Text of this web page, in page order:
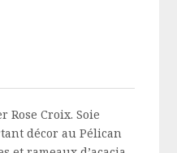
Rose Croix. Soie
décor au Pélican